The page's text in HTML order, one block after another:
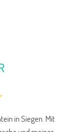
in Siegen. Mit